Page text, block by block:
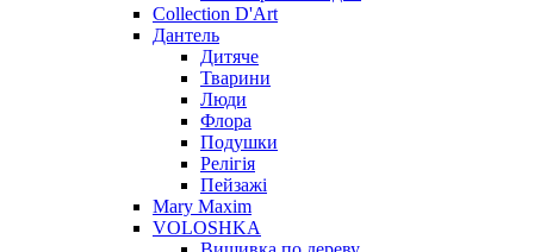
Collection D'Art
Дантель
Дитяче
Тварини
Люди
Флора
Подушки
Релігія
Пейзажі
Mary Maxim
VOLOSHKA